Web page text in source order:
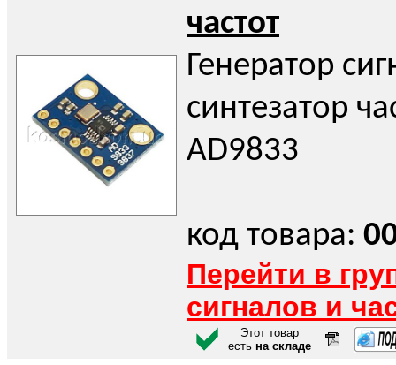
частот
Генератор
синтезатор
AD9833
код товара:
Перейти в
сигналов и
Этот товар
есть на складе